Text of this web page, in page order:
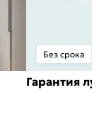
Без срока
Гарантия